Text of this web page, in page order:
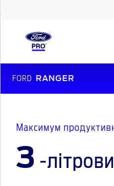
FORD RANGER
Максимум
3 -